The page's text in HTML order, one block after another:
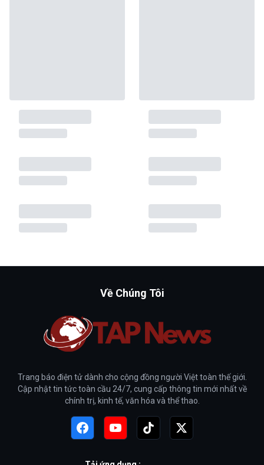
Về Chúng Tôi
Trang báo điện tử dành cho cộng đồng người Việt toàn thế giới.
Cập nhật tin tức toàn cầu 24/7, cung cấp thông tin mới nhất về
chính trị, kinh tế, văn hóa và thể thao.